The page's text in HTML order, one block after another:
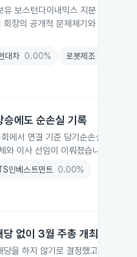
유 보스턴다이내믹스 지분 9.65%
회장의 공개적 문제제기와 저가 인
대차 0.00% 로봇제조
에도 순손실 기록
에서 연결 기준 당기순손실 13억
이사 선임이 이뤄졌습니다.
인베스트먼트 0.00%
없이 3월 주총 개최
을 하지 않기로 결정했고, 2026년